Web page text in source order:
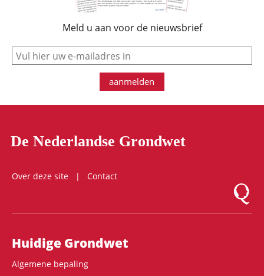
Meld u aan voor de nieuwsbrief
e-mail
aanmelden
De Nederlandse Grondwet
Over deze site
Contact
Logo
Hoofdnavigatie
Huidige Grondwet
Algemene bepaling